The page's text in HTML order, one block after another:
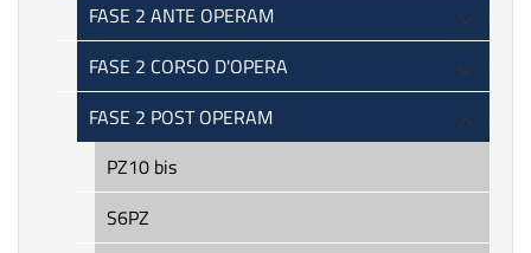
FASE 2 ANTE OPERAM
FASE 2 CORSO D'OPERA
FASE 2 POST OPERAM
PZ10 bis
S6PZ